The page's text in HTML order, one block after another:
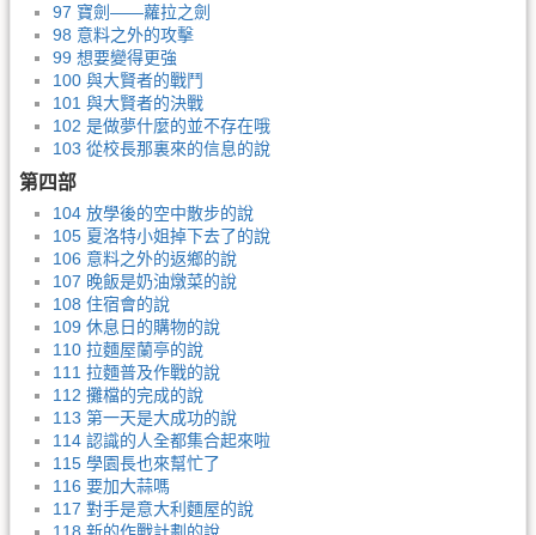
97 寶劍——蘿拉之劍
98 意料之外的攻擊
99 想要變得更強
100 與大賢者的戰鬥
101 與大賢者的決戰
102 是做夢什麼的並不存在哦
103 從校長那裏來的信息的說
第四部
104 放學後的空中散步的說
105 夏洛特小姐掉下去了的說
106 意料之外的返鄉的說
107 晚飯是奶油燉菜的說
108 住宿會的說
109 休息日的購物的說
110 拉麵屋蘭亭的說
111 拉麵普及作戰的說
112 攤檔的完成的說
113 第一天是大成功的說
114 認識的人全都集合起來啦
115 學園長也來幫忙了
116 要加大蒜嗎
117 對手是意大利麵屋的說
118 新的作戰計劃的說